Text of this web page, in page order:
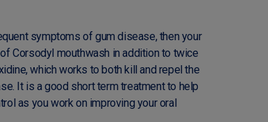
symptoms of gum disease, then your
Corsodyl mouthwash in addition to twice
which works to both kill and repel the
It is a good short term treatment to help
as you work on improving your oral